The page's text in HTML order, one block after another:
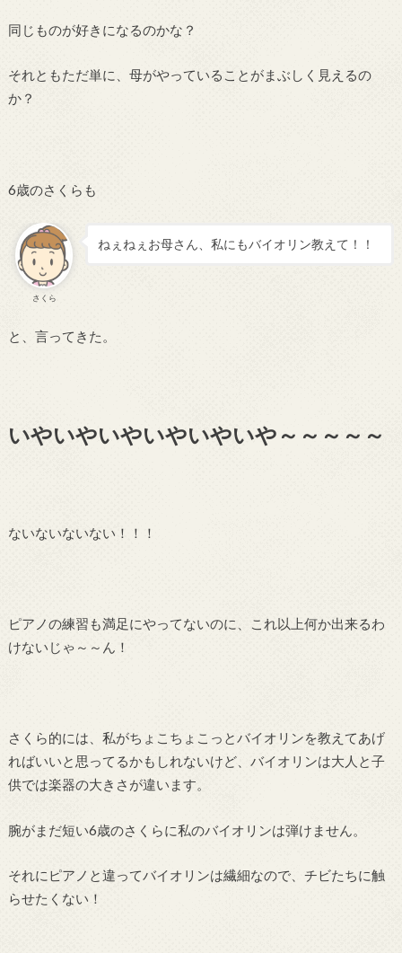
同じものが好きになるのかな？
それともただ単に、母がやっていることがまぶしく見えるの
か？
6歳のさくらも
さくら
ねぇねぇお母さん、私にもバイオリン教えて！！
と、言ってきた。
いやいやいやいやいやいや～～～～～
ないないないない！！！
ピアノの練習も満足にやってないのに、これ以上何か出来るわ
けないじゃ～～ん！
さくら的には、私がちょこちょこっとバイオリンを教えてあげ
ればいいと思ってるかもしれないけど、バイオリンは大人と子
供では楽器の大きさが違います。
腕がまだ短い6歳のさくらに私のバイオリンは弾けません。
それにピアノと違ってバイオリンは繊細なので、チビたちに触
らせたくない！